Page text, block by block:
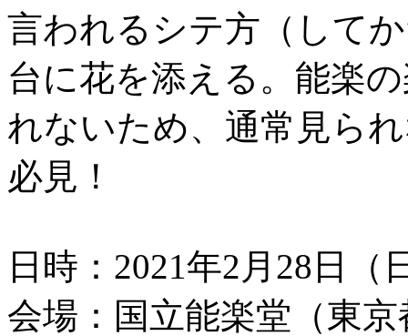
言われるシテ方（して
台に花を添える。能楽
れないため、通常見ら
必見！
日時：2021年2月28日（
会場：国立能楽堂（東